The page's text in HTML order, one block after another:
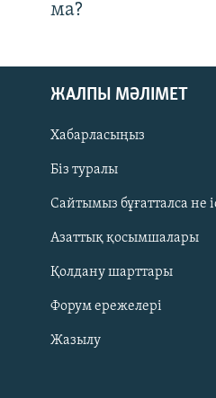
Русский
ЖАЗЫЛЫҢЫЗ
ма?
ЖАЛПЫ МӘЛІМЕТ
Хабарласыңыз
Біз туралы
Сайтымыз бұғатталса не
Азаттық қосымшалары
Қолдану шарттары
Форум ережелері
Жазылу